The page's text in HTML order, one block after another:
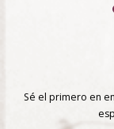
Sé el primero en